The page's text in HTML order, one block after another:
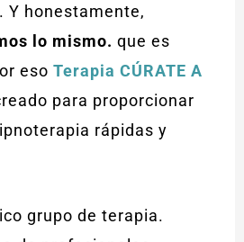
Y honestamente,
lo mismo.que es
esoTerapia CÚRATE A
para proporcionar
rápidas y
grupo de terapia.